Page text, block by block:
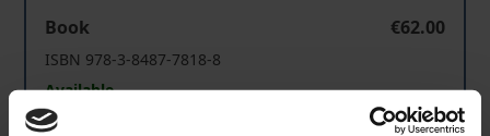
Book
€62.00
ISBN 978-3-8487-7818-8
Available